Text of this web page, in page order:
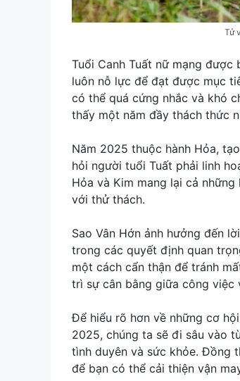
Tử
Tuổi Canh Tuất nữ mạng
luôn nỗ lực để đạt được mục
có thể quá cứng nhắc và khó
thấy một năm đầy thách thức
Năm 2025 thuộc hành Hỏa,
hỏi người tuổi Tuất phải linh
Hỏa và Kim mang lại cả
với thử thách.
Sao Vân Hớn ảnh hưởng đến
trong các quyết định quan
một cách cẩn thận để tránh
trì sự cân bằng giữa công việc
Để hiểu rõ hơn về những cơ
2025, chúng ta sẽ đi sâu vào
tình duyên và sức khỏe. Đồng
để bạn có thể cải thiện vận